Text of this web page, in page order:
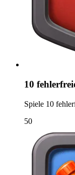
10
Spiele 10
50